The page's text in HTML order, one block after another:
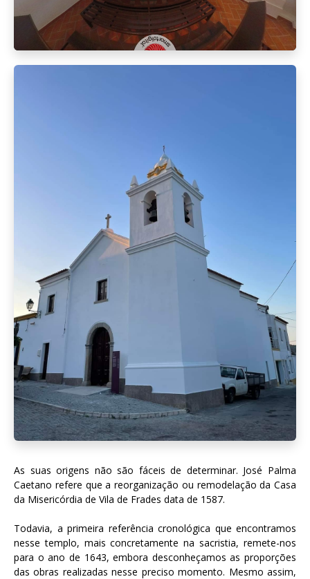
As suas origens não são fáceis de determinar. José Palma
Caetano refere que a reorganização ou remodelação da Casa
da Misericórdia de Vila de Frades data de 1587.
Todavia, a primeira referência cronológica que encontramos
nesse templo, mais concretamente na sacristia, remete-nos
para o ano de 1643, embora desconheçamos as proporções
das obras realizadas nesse preciso momento. Mesmo assim,